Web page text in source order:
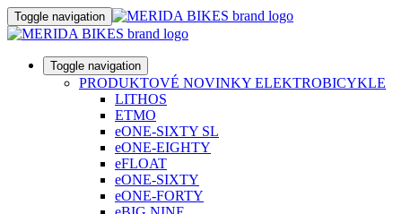
Toggle navigation
Toggle navigation
PRODUKTOVÉ NOVINKY ELEKTROBICYKLE
LITHOS
ETMO
eONE-SIXTY SL
eONE-EIGHTY
eFLOAT
eONE-SIXTY
eONE-FORTY